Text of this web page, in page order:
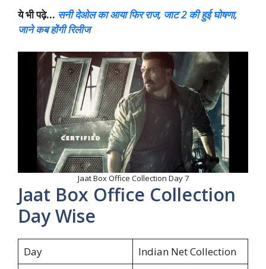
ये भी पढ़े… सनी देओल का आया फिर राज, जाट 2 की हुई घोषणा,
जाने कब होंगी रिलीज
Jaat Box Office Collection Day 7
Jaat Box Office Collection
Day Wise
Day
Indian Net Collection